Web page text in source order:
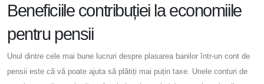
Beneficiile contribuției la economiile
pentru pensii
Unul dintre cele mai bune lucruri despre plasarea banilor într-un cont de
pensii este că vă poate ajuta să plătiți mai puțin taxe. Unele conturi de